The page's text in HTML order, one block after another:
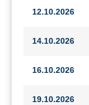
12.10.2026
14.10.2026
16.10.2026
19.10.2026